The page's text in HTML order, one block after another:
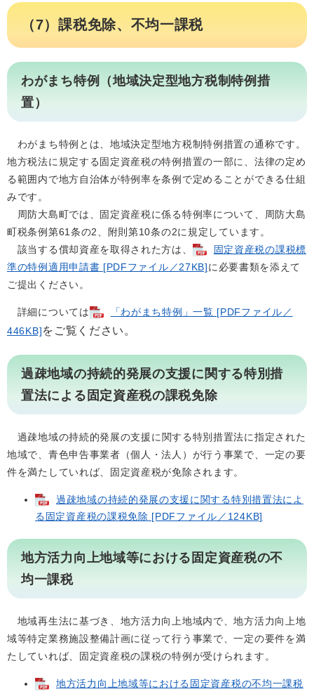
（7）課税免除、不均一課税
わがまち特例（地域決定型地方税制特例措
置）
わがまち特例とは、地域決定型地方税制特例措置の通称です。
地方税法に規定する固定資産税の特例措置の一部に、法律の定め
る範囲内で地方自治体が特例率を条例で定めることができる仕組
みです。
周防大島町では、固定資産税に係る特例率について、周防大島
町税条例第61条の2、附則第10条の2に規定しています。
該当する償却資産を取得された方は、
固定資産税の課税標
準の特例適用申請書 [PDFファイル／27KB]に必要書類を添えて
ご提出ください。
詳細については
「わがまち特例」一覧 [PDFファイル／
446KB]をご覧ください。
過疎地域の持続的発展の支援に関する特別措
置法による固定資産税の課税免除
過疎地域の持続的発展の支援に関する特別措置法に指定された
地域で、青色申告事業者（個人・法人）が行う事業で、一定の要
件を満たしていれば、固定資産税が免除されます。
過疎地域の持続的発展の支援に関する特別措置法によ
る固定資産税の課税免除 [PDFファイル／124KB]
地方活力向上地域等における固定資産税の不
均一課税
地域再生法に基づき、地方活力向上地域内で、地方活力向上地
域等特定業務施設整備計画に従って行う事業で、一定の要件を満
たしていれば、固定資産税の課税の特例が受けられます。
地方活力向上地域等における固定資産税の不均一課税